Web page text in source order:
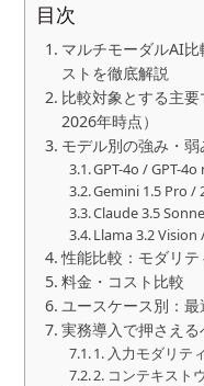
目次
マルチモーダルAI
ストを徹底解説
比較対象とする主
2026年時点）
モデル別の強み・
GPT-4o / GPT-
Gemini 1.5 Pro /
Claude 3.5
Llama 3.2 Vision
性能比較：モダリ
料金・コスト比較
ユースケース別：
実務導入で押さえ
1. 入力モダリテ
2. コンテキスト